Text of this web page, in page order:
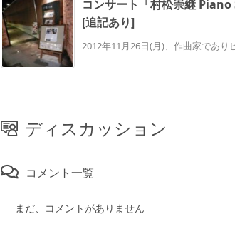
コンサート「村松崇継
[追記あり]
2012年11月26日(月)、作曲家であ
ディスカッション
コメント一覧
まだ、コメントがありません